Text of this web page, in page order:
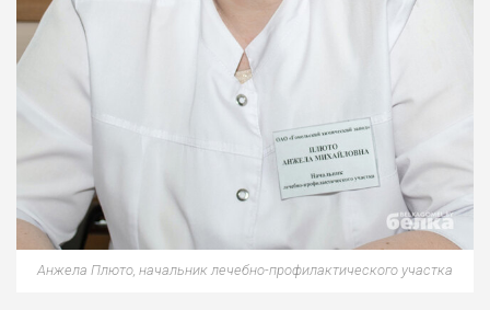
Анжела Плюто, начальник лечебно-профилактического участка